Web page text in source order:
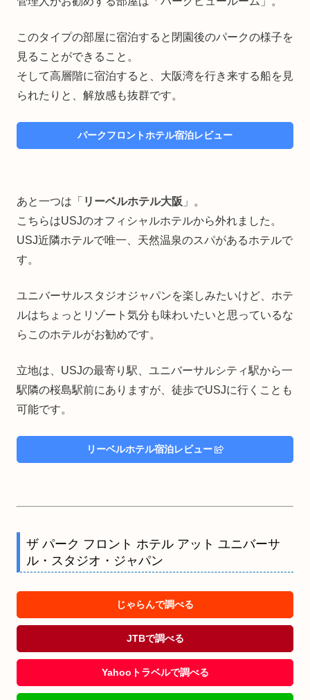
このタイプの部屋に宿泊すると閉園後のパークの様子を
見ることができること。
そして高層階に宿泊すると、大阪湾を行き来する船を見
られたりと、解放感も抜群です。
パークフロントホテル宿泊レビュー
あと一つは「 リーベルホテル大阪 」。
こちらはUSJのオフィシャルホテルから外れました。
USJ近隣ホテルで唯一、天然温泉のスパがあるホテルで
す。
ユニバーサルスタジオジャパンを楽しみたいけど、ホテ
ルはちょっとリゾート気分も味わいたいと思っているな
らこのホテルがお勧めです。
立地は、USJの最寄り駅、ユニバーサルシティ駅から一
駅隣の桜島駅前にありますが、徒歩でUSJに行くことも
可能です。
リーベルホテル宿泊レビュー
ザ パーク フロント ホテル アット ユニバーサ
ル・スタジオ・ジャパン
じゃらんで調べる
JTBで調べる
Yahooトラベルで調べる